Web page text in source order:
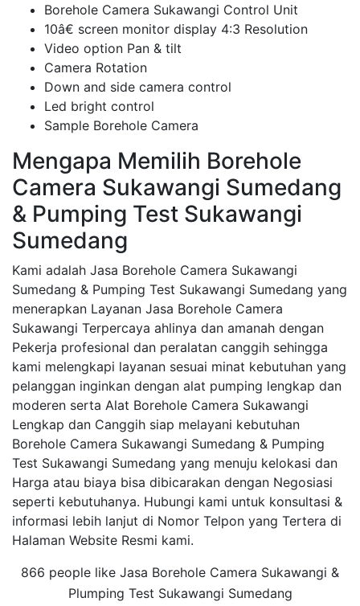
Borehole Camera Sukawangi Control Unit
10â€ screen monitor display 4:3 Resolution
Video option Pan & tilt
Camera Rotation
Down and side camera control
Led bright control
Sample Borehole Camera
Mengapa Memilih Borehole
Camera Sukawangi Sumedang
& Pumping Test Sukawangi
Sumedang
Kami adalah Jasa Borehole Camera Sukawangi
Sumedang & Pumping Test Sukawangi Sumedang yang
menerapkan Layanan Jasa Borehole Camera
Sukawangi Terpercaya ahlinya dan amanah dengan
Pekerja profesional dan peralatan canggih sehingga
kami melengkapi layanan sesuai minat kebutuhan yang
pelanggan inginkan dengan alat pumping lengkap dan
moderen serta Alat Borehole Camera Sukawangi
Lengkap dan Canggih siap melayani kebutuhan
Borehole Camera Sukawangi Sumedang & Pumping
Test Sukawangi Sumedang yang menuju kelokasi dan
Harga atau biaya bisa dibicarakan dengan Negosiasi
seperti kebutuhanya. Hubungi kami untuk konsultasi &
informasi lebih lanjut di Nomor Telpon yang Tertera di
Halaman Website Resmi kami.
866 people like Jasa Borehole Camera Sukawangi &
Plumping Test Sukawangi Sumedang